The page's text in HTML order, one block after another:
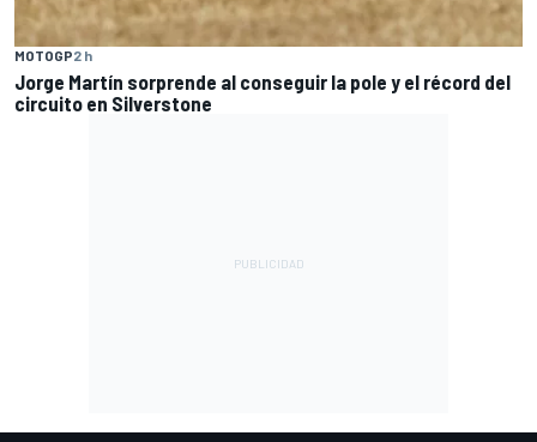
MOTOGP2 h
Jorge Martín sorprende al conseguir la pole y el récord del
circuito en Silverstone